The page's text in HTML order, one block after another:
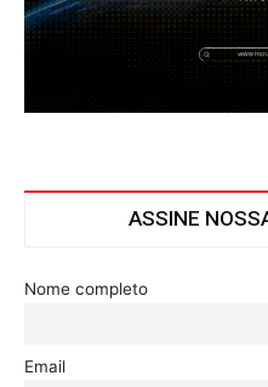
ASSINE
Nome completo
Email